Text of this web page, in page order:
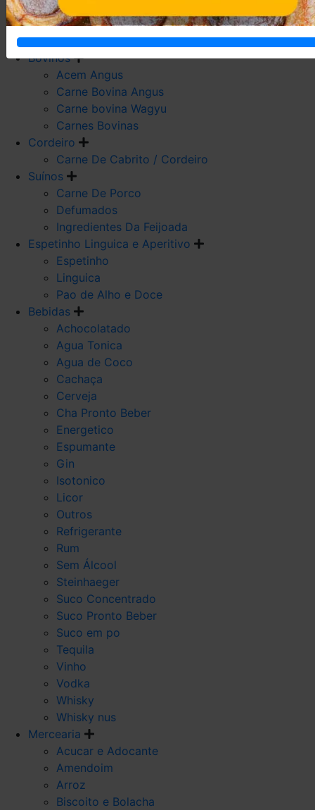
Carne De Frango
Carne De Galeto
Codorna
Bovinos
Acem Angus
Carne Bovina Angus
Carne bovina Wagyu
Carnes Bovinas
Cordeiro
Carne De Cabrito / Cordeiro
Suínos
Carne De Porco
Defumados
Ingredientes Da Feijoada
Espetinho Linguica e Aperitivo
Espetinho
Linguica
Pao de Alho e Doce
Bebidas
Achocolatado
Agua Tonica
Agua de Coco
Cachaça
Cerveja
Cha Pronto Beber
Energetico
Espumante
Gin
Isotonico
Licor
Outros
Refrigerante
Rum
Sem Álcool
Steinhaeger
Suco Concentrado
Suco Pronto Beber
Suco em po
Tequila
Vinho
Vodka
Whisky
Whisky nus
Mercearia
Acucar e Adocante
Amendoim
Arroz
Biscoito e Bolacha